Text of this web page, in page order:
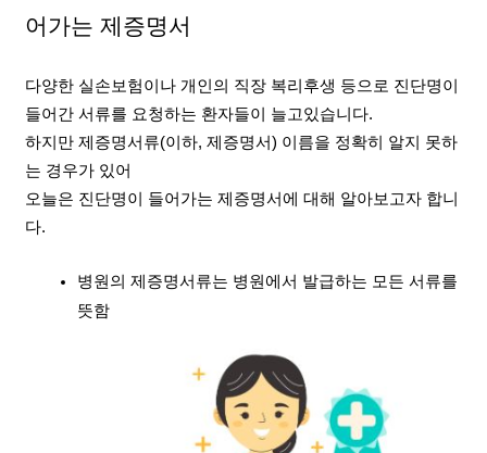
어가는 제증명서
다양한 실손보험이나 개인의 직장 복리후생 등으로 진단명이
들어간 서류를 요청하는 환자들이 늘고있습니다.
하지만 제증명서류(이하, 제증명서) 이름을 정확히 알지 못하
는 경우가 있어
오늘은 진단명이 들어가는 제증명서에 대해 알아보고자 합니
다.
병원의 제증명서 류는 병원에서 발급하는 모든 서류를
뜻함